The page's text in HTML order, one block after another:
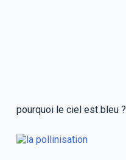
pourquoi le ciel est bleu ?